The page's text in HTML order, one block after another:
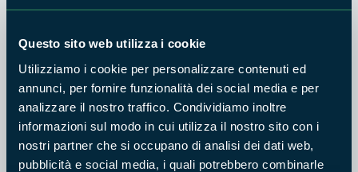
Questo sito web utilizza i cookie
Utilizziamo i cookie per personalizzare contenuti ed
annunci, per fornire funzionalità dei social media e per
analizzare il nostro traffico. Condividiamo inoltre
informazioni sul modo in cui utilizza il nostro sito con i
nostri partner che si occupano di analisi dei dati web,
pubblicità e social media, i quali potrebbero combinarle
archeologiche. In un territorio con queste caratteristiche i
variazioni degli habitat naturali. I dati rilevati, messi a
confronto con le informazioni raccolte in passato,
contribuiscono a ricostruire l'evoluzione dei vari ambienti e
saranno di aiuto al momento di prendere delle decisioni
gestionali con l'obiettivo della salvaguardia del territorio.